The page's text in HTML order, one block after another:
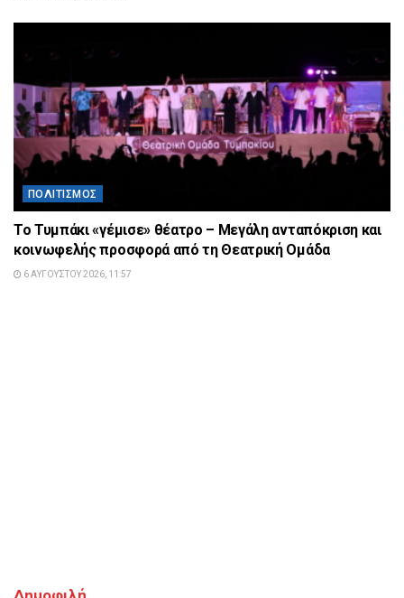
ΠΟΛΙΤΙΣΜΌΣ
Το Τυμπάκι «γέμισε» θέατρο – Μεγάλη ανταπόκριση και
κοινωφελής προσφορά από τη Θεατρική Ομάδα
6 ΑΥΓΟΎΣΤΟΥ 2026, 11:57